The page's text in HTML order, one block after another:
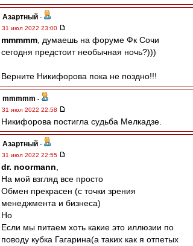
Азартный -
31 июл 2022 23:00
mmmmm , думаешь на форуме Фк Сочи
сегодня предстоит необычная ночь?)))
Верните Никифорова пока не поздно!!!
mmmmm -
31 июл 2022 22:58
Никифорова постигла судьба Мелкадзе.
Азартный -
31 июл 2022 22:55
dr. noormann
На мой взгляд все просто
Обмен прекрасен (с точки зрения
менеджмента и бизнеса)
Но
Если мы питаем хоть какие это иллюзии по
поводу кубка Гагарина(а таких как я отпетых